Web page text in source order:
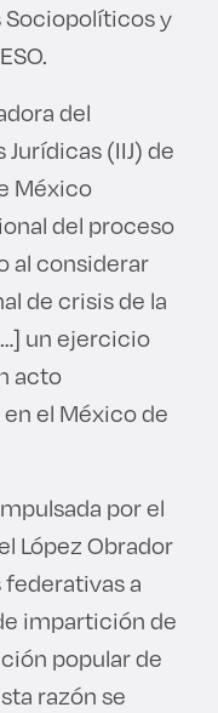
y
del
(IIJ) de
México
del proceso
al considerar
de crisis de la
un ejercicio
acto
el México de
por el
López Obrador
a
impartición de
popular de
razón se